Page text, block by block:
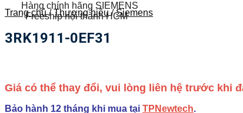
Hàng chính hãng SIEMENS
Freeship nội thành HCM
Trang chủ / Thương hiệu / Siemens
3RK1911-0EF31
Giá có thể thay đổi, vui lòng liên hệ trước khi
Bảo hành 12 tháng khi mua tại TPNewtech.